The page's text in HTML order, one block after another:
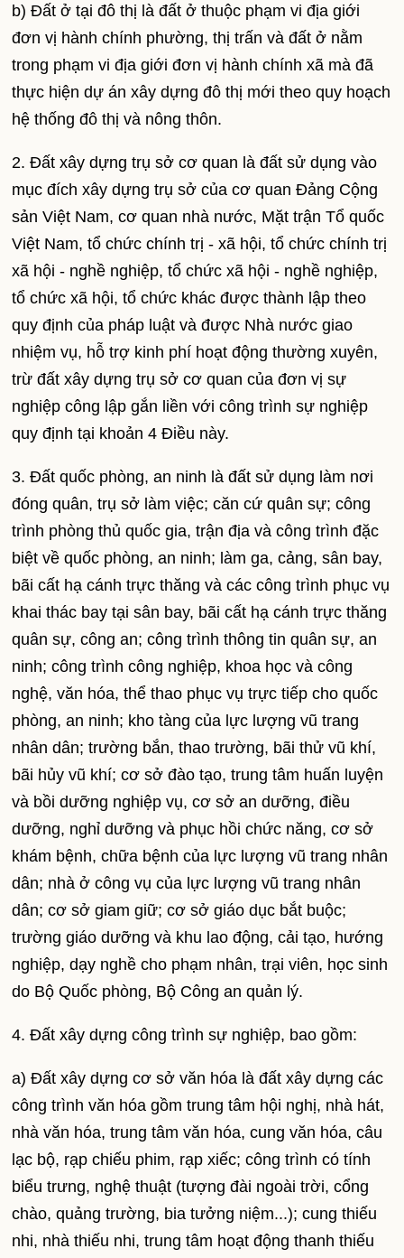
b) Đất ở tại đô thị là đất ở thuộc phạm vi địa giới
đơn vị hành chính phường, thị trấn và đất ở nằm
trong phạm vi địa giới đơn vị hành chính xã mà đã
thực hiện dự án xây dựng đô thị mới theo quy hoạch
hệ thống đô thị và nông thôn.
2. Đất xây dựng trụ sở cơ quan là đất sử dụng vào
mục đích xây dựng trụ sở của cơ quan Đảng Cộng
sản Việt Nam, cơ quan nhà nước, Mặt trận Tổ quốc
Việt Nam, tổ chức chính trị - xã hội, tổ chức chính trị
xã hội - nghề nghiệp, tổ chức xã hội - nghề nghiệp,
tổ chức xã hội, tổ chức khác được thành lập theo
quy định của pháp luật và được Nhà nước giao
nhiệm vụ, hỗ trợ kinh phí hoạt động thường xuyên,
trừ đất xây dựng trụ sở cơ quan của đơn vị sự
nghiệp công lập gắn liền với công trình sự nghiệp
quy định tại khoản 4 Điều này.
3. Đất quốc phòng, an ninh là đất sử dụng làm nơi
đóng quân, trụ sở làm việc; căn cứ quân sự; công
trình phòng thủ quốc gia, trận địa và công trình đặc
biệt về quốc phòng, an ninh; làm ga, cảng, sân bay,
bãi cất hạ cánh trực thăng và các công trình phục vụ
khai thác bay tại sân bay, bãi cất hạ cánh trực thăng
quân sự, công an; công trình thông tin quân sự, an
ninh; công trình công nghiệp, khoa học và công
nghệ, văn hóa, thể thao phục vụ trực tiếp cho quốc
phòng, an ninh; kho tàng của lực lượng vũ trang
nhân dân; trường bắn, thao trường, bãi thử vũ khí,
bãi hủy vũ khí; cơ sở đào tạo, trung tâm huấn luyện
và bồi dưỡng nghiệp vụ, cơ sở an dưỡng, điều
dưỡng, nghỉ dưỡng và phục hồi chức năng, cơ sở
khám bệnh, chữa bệnh của lực lượng vũ trang nhân
dân; nhà ở công vụ của lực lượng vũ trang nhân
dân; cơ sở giam giữ; cơ sở giáo dục bắt buộc;
trường giáo dưỡng và khu lao động, cải tạo, hướng
nghiệp, dạy nghề cho phạm nhân, trại viên, học sinh
do Bộ Quốc phòng, Bộ Công an quản lý.
4. Đất xây dựng công trình sự nghiệp, bao gồm:
a) Đất xây dựng cơ sở văn hóa là đất xây dựng các
công trình văn hóa gồm trung tâm hội nghị, nhà hát,
nhà văn hóa, trung tâm văn hóa, cung văn hóa, câu
lạc bộ, rạp chiếu phim, rạp xiếc; công trình có tính
biểu trưng, nghệ thuật (tượng đài ngoài trời, cổng
chào, quảng trường, bia tưởng niệm...); cung thiếu
nhi, nhà thiếu nhi, trung tâm hoạt động thanh thiếu